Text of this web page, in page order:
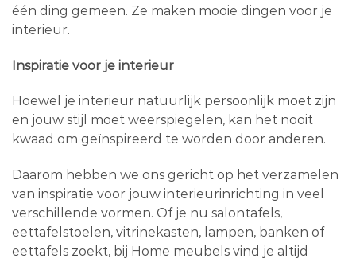
één ding gemeen. Ze maken mooie dingen voor je
interieur.
Inspiratie voor je interieur
Hoewel je interieur natuurlijk persoonlijk moet zijn
en jouw stijl moet weerspiegelen, kan het nooit
kwaad om geïnspireerd te worden door anderen.
Daarom hebben we ons gericht op het verzamelen
van inspiratie voor jouw interieurinrichting in veel
verschillende vormen. Of je nu salontafels,
eettafelstoelen, vitrinekasten, lampen, banken of
eettafels zoekt, bij Home meubels vind je altijd